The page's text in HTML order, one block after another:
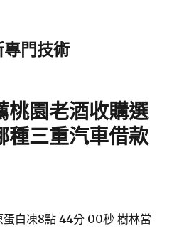
門技術
桃園老酒收購選
種三重汽車借款
蛋白凍8點 44分 00秒 樹林當